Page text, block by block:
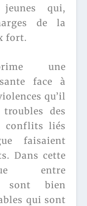
qui,
de la
fort.
une
face à
qu’il
des
conflits liés
faisaient
Dans cette
entre
sont bien
qui sont